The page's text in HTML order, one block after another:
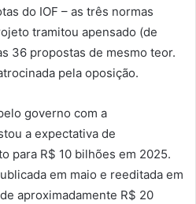
do IOF – as três normas
tramitou apensado (de
36 propostas de mesmo teor.
pela oposição.
governo com a
a expectativa de
para R$ 10 bilhões em 2025.
em maio e reeditada em
aproximadamente R$ 20